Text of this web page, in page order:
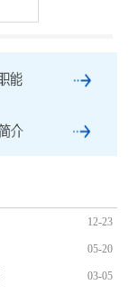
12-23
05-20
03-05